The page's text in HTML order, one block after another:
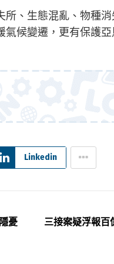
、生態混亂、物種
候變遷，更有保護
Linkedin
憂
三接案疑浮報百